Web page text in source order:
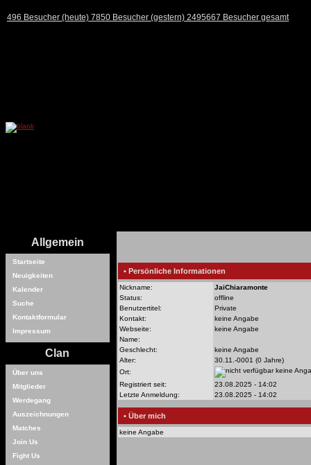
496 Besucher (heute) 7850 Besucher (gestern) 2495667 Besucher gesamt
Allgemein
Startseite
Neuigkeiten
Kalender
Suche
Kontaktformular
Impressum
Clan
Über uns
Mitglieder
Werdegang
Auszeichnungen
Matches
Join Us
Fight Us
• Persönliche Informationen
Nickname:
JaiChiaramonte
Status:
offline
Benutzertitel:
Private
Kontakt:
keine Angabe
Webseite:
keine Angabe
Name:
Geschlecht:
keine Angabe
Alter:
30.11.-0001 (0 Jahre)
Ort:
keine
Registriert seit:
23.08.2025 - 14:02
Letzte Anmeldung:
23.08.2025 - 14:02
• Über mich
keine Angabe